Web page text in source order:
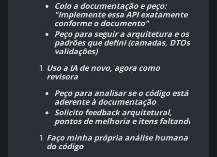
Colo a documentação e peço:
"Implemente essa API exatamente
conforme o documento"
Peço para seguir a arquitetura e os
padrões que defini (camadas, DTOs,
validações)
Uso a IA de novo, agora como
revisora
Peço para analisar se o código está
aderente à documentação​
Solicito feedback arquitetural,
pontos de melhoria e itens faltando
Faço minha própria análise humana
do código